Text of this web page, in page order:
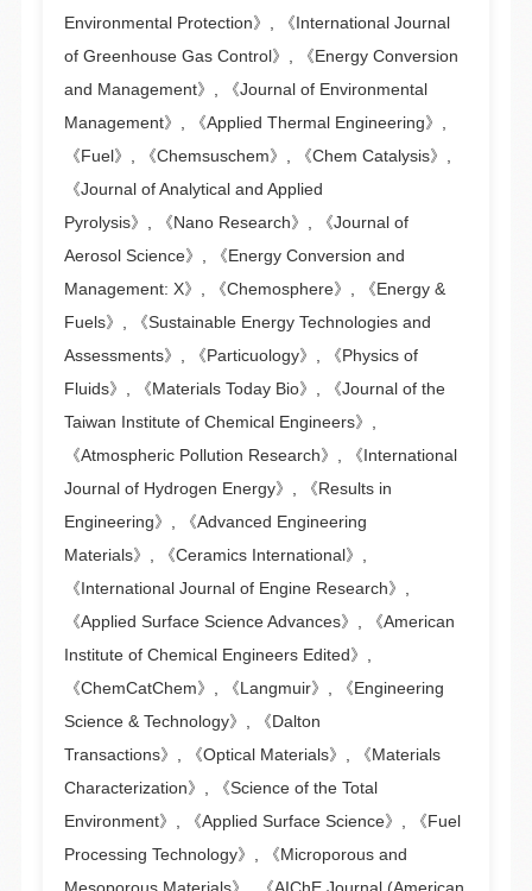
Environmental Protection》, 《International Journal
of Greenhouse Gas Control》, 《Energy Conversion
and Management》, 《Journal of Environmental
Management》, 《Applied Thermal Engineering》,
《Fuel》, 《Chemsuschem》, 《Chem Catalysis》,
《Journal of Analytical and Applied
Pyrolysis》, 《Nano Research》, 《Journal of
Aerosol Science》, 《Energy Conversion and
Management: X》, 《Chemosphere》, 《Energy &
Fuels》, 《Sustainable Energy Technologies and
Assessments》, 《Particuology》, 《Physics of
Fluids》, 《Materials Today Bio》, 《Journal of the
Taiwan Institute of Chemical Engineers》,
《Atmospheric Pollution Research》, 《International
Journal of Hydrogen Energy》, 《Results in
Engineering》, 《Advanced Engineering
Materials》, 《Ceramics International》,
《International Journal of Engine Research》,
《Applied Surface Science Advances》, 《American
Institute of Chemical Engineers Edited》,
《ChemCatChem》, 《Langmuir》, 《Engineering
Science & Technology》, 《Dalton
Transactions》, 《Optical Materials》, 《Materials
Characterization》, 《Science of the Total
Environment》, 《Applied Surface Science》, 《Fuel
Processing Technology》, 《Microporous and
Mesoporous Materials》, 《AIChE Journal (American